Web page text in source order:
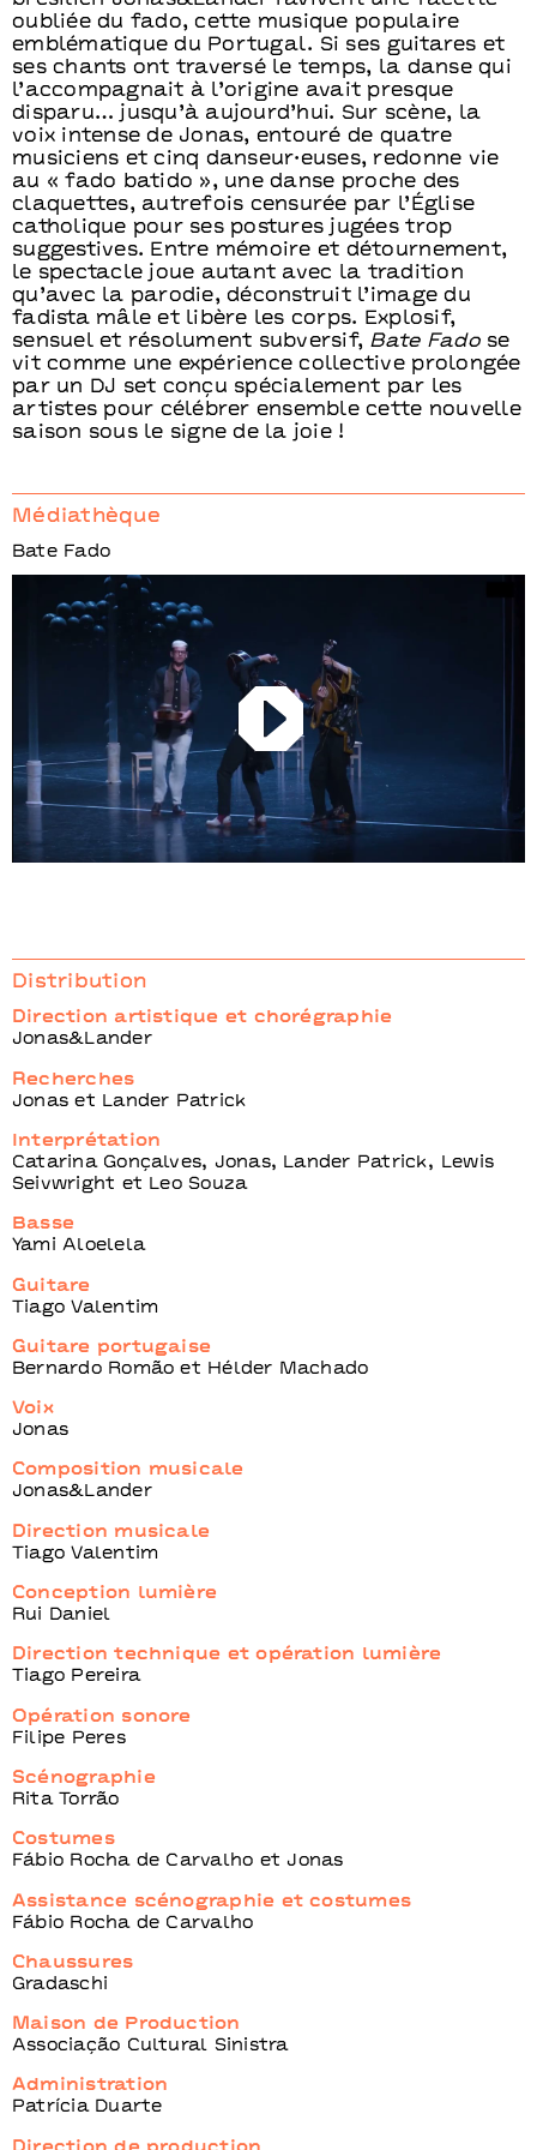
oubliée du fado, cette musique populaire
emblématique du Portugal. Si ses guitares et
ses chants ont traversé le temps, la danse qui
l’accompagnait à l’origine avait presque
disparu… jusqu’à aujourd’hui. Sur scène, la
voix intense de Jonas, entouré de quatre
musiciens et cinq danseur·euses, redonne vie
au « fado batido », une danse proche des
claquettes, autrefois censurée par l’Église
catholique pour ses postures jugées trop
suggestives. Entre mémoire et détournement,
le spectacle joue autant avec la tradition
qu’avec la parodie, déconstruit l’image du
fadista mâle et libère les corps. Explosif,
sensuel et résolument subversif, Bate Fadose
vit comme une expérience collective prolongée
par un DJ set conçu spécialement par les
artistes pour célébrer ensemble cette nouvelle
saison sous le signe de la joie !
Médiathèque
Bate Fado
Play
Distribution
Direction artistique et chorégraphie
Jonas&Lander
Recherches
Jonas et Lander Patrick
Interprétation
Catarina Gonçalves, Jonas, Lander Patrick, Lewis
Seivwright et Leo Souza
Basse
Yami Aloelela
Guitare
Tiago Valentim
Guitare portugaise
Bernardo Romão et Hélder Machado
Voix
Jonas
Composition musicale
Jonas&Lander
Direction musicale
Tiago Valentim
Conception lumière
Rui Daniel
Direction technique et opération lumière
Tiago Pereira
Opération sonore
Filipe Peres
Scénographie
Rita Torrão
Costumes
Fábio Rocha de Carvalho et Jonas
Assistance scénographie et costumes
Fábio Rocha de Carvalho
Chaussures
Gradaschi
Maison de Production
Associação Cultural Sinistra
Administration
Patrícia Duarte